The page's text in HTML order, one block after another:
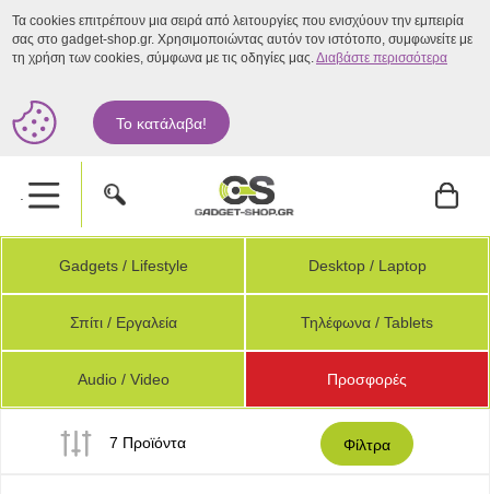
Τα cookies επιτρέπουν μια σειρά από λειτουργίες που ενισχύουν την εμπειρία
σας στο gadget-shop.gr. Χρησιμοποιώντας αυτόν τον ιστότοπο, συμφωνείτε με
τη χρήση των cookies, σύμφωνα με τις οδηγίες μας.Διαβάστε περισσότερα
Το κατάλαβα!
.
Gadgets / Lifestyle Desktop / Laptop
Σπίτι / Εργαλεία Τηλέφωνα / Tablets
Audio / Video Προσφορές
7 Προϊόντα Φίλτρα